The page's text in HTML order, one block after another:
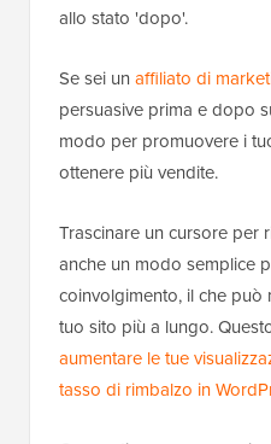
allo stato 'dopo'.
Se sei un affiliato di
persuasive prima e dopo
modo per promuovere i
ottenere più vendite.
Trascinare un cursore per
anche un modo semplice
coinvolgimento, il che può
tuo sito più a lungo.
aumentare le tue
tasso di rimbalzo in